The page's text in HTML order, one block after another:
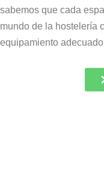
sabemos que cada
mundo de la hostelería
equipamiento